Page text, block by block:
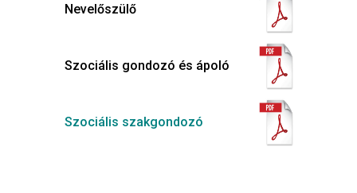
Nevelőszülő
Szociális gondozó és ápoló
Szociális szakgondozó